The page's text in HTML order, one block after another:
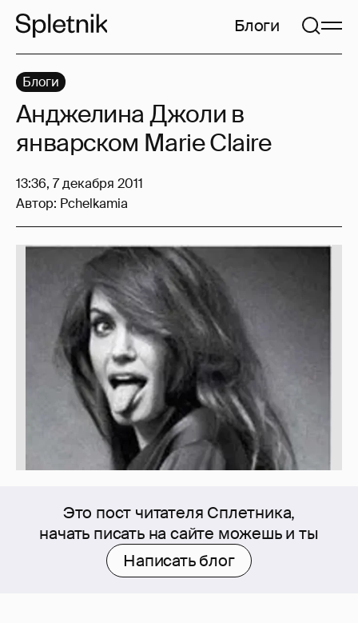
Блоги
Это пост читателя Сплетника,
начать писать на сайте можешь и ты
Написать блог
Блоги
Анджелина Джоли в
январском Marie Claire
13:36, 7 декабря 2011
Автор: Pchelkamia